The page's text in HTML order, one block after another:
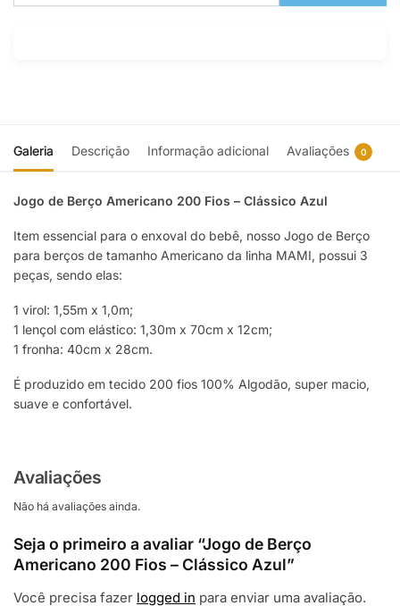
Galeria Descrição Informação adicional Avaliações 0
Jogo de Berço Americano 200 Fios – Clássico Azul
Item essencial para o enxoval do bebê, nosso Jogo de Berço
para berços de tamanho Americano da linha MAMI, possui 3
peças, sendo elas:
1 virol: 1,55m x 1,0m;
1 lençol com elástico: 1,30m x 70cm x 12cm;
1 fronha: 40cm x 28cm.
É produzido em tecido 200 fios 100% Algodão, super macio,
suave e confortável.
Avaliações
Não há avaliações ainda.
Seja o primeiro a avaliar “Jogo de Berço
Americano 200 Fios – Clássico Azul”
Você precisa fazer logged in para enviar uma avaliação.